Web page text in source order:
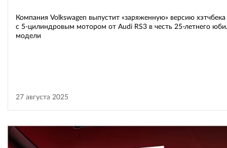
Компания Volkswagen выпустит «заряженную» версию
с 5-цилиндровым мотором от Audi RS3 в честь 25-летнего
модели
27 августа 2025